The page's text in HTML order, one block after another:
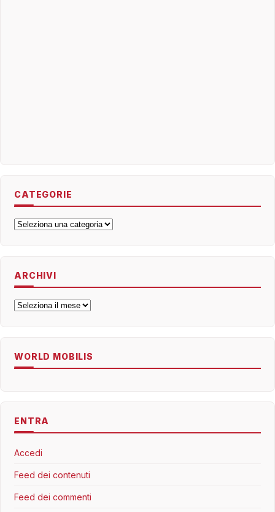
CATEGORIE
Categorie
ARCHIVI
Archivi
WORLD MOBILIS
ENTRA
Accedi
Feed dei contenuti
Feed dei commenti